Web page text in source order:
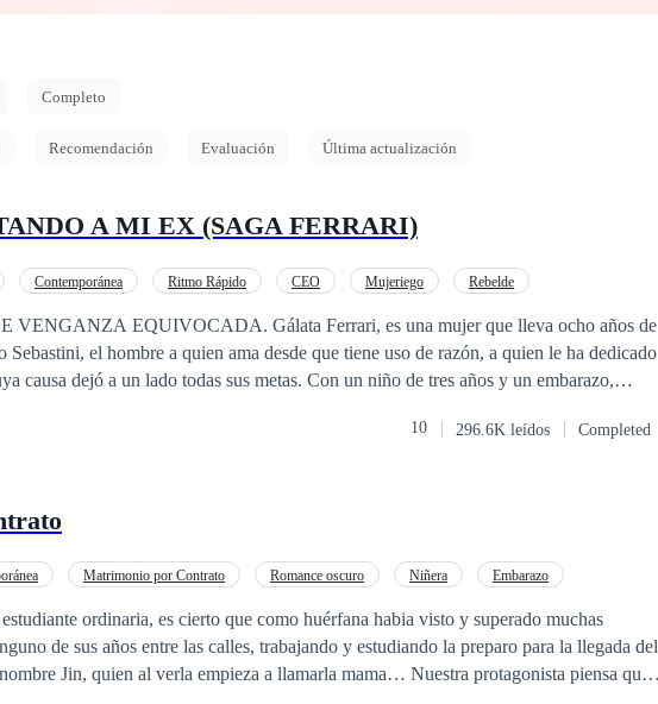
Completo
Recomendación Evaluación Última actualización
A MI EX (SAGA FERRARI)
Contemporánea Ritmo Rápido CEO Mujeriego
Rebelde
Gálata Ferrari, es una mujer que lleva ocho años de
el hombre a quien ama desde que tiene uso de razón, a quien le ha dedicado
causa dejó a un lado todas sus metas. Con un niño de tres años y un embarazo,
que se casó con ella por despecho, al pensar que la mujer a quien verdaderamente
y el deber, cree terminar escogiendo el amor, no obstante, luego se da cuenta de sus
amor? ¿Volverá Gálata con él o se dedicará a lograr todas las metas que había
reproducción total o parcial de la historia sin autorización expresa de la autora.
10 296.6K leídos Completed
Matrimonio por Contrato Romance oscuro Niñera
Embarazo
ordinaria, es cierto que como huérfana habia visto y superado muchas
de sus años entre las calles, trabajando y estudiando la preparo para la llegada del
Jin, quien al verla empieza a llamarla mama… Nuestra protagonista piensa que